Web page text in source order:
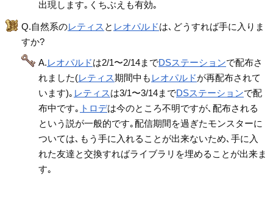
出現します｡くちぶえも有効｡
Q.自然系のレティス と レオパルドは､どうすれば手に入りま
すか?
A.レオパルドは2/1〜2/14までDSステーションで配布さ
れました(レティス期間中も レオパルドが再配布されて
います)｡ レティスは3/1〜3/14までDSステーションで配
布中です｡ トロデは今のところ不明ですが､配布される
という説が一般的です｡配信期間を過ぎたモンスターに
ついては､もう手に入れることが出来ないため､手に入
れた友達と交換すればライブラリを埋めることが出来ま
す｡